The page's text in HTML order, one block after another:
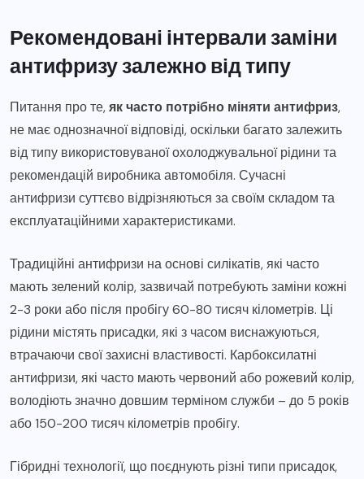
Рекомендовані інтервали заміни
антифризу залежно від типу
Питання про те,як часто потрібно міняти антифриз,
не має однозначної відповіді, оскільки багато залежить
від типу використовуваної охолоджувальної рідини та
рекомендацій виробника автомобіля. Сучасні
антифризи суттєво відрізняються за своїм складом та
експлуатаційними характеристиками.
Традиційні антифризи на основі силікатів, які часто
мають зелений колір, зазвичай потребують заміни кожні
2-3 роки або після пробігу 60-80 тисяч кілометрів. Ці
рідини містять присадки, які з часом виснажуються,
втрачаючи свої захисні властивості. Карбоксилатні
антифризи, які часто мають червоний або рожевий колір,
володіють значно довшим терміном служби – до 5 років
або 150-200 тисяч кілометрів пробігу.
Гібридні технології, що поєднують різні типи присадок,